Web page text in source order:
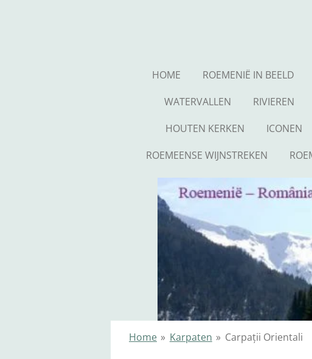
HOME ROEMENIË IN BEELD
WATERVALLEN
RIVIEREN
HOUTEN KERKEN
ICONEN
ROEMEENSE WIJNSTREKEN
Home » Karpaten » Carpații Orientali